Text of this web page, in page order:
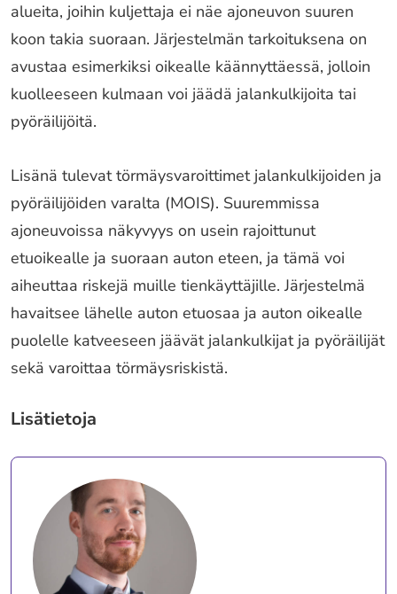
alueita, joihin kuljettaja ei näe ajoneuvon suuren
koon takia suoraan. Järjestelmän tarkoituksena on
avustaa esimerkiksi oikealle käännyttäessä, jolloin
kuolleeseen kulmaan voi jäädä jalankulkijoita tai
pyöräilijöitä.
Lisänä tulevat törmäysvaroittimet jalankulkijoiden ja
pyöräilijöiden varalta (MOIS). Suuremmissa
ajoneuvoissa näkyvyys on usein rajoittunut
etuoikealle ja suoraan auton eteen, ja tämä voi
aiheuttaa riskejä muille tienkäyttäjille. Järjestelmä
havaitsee lähelle auton etuosaa ja auton oikealle
puolelle katveeseen jäävät jalankulkijat ja pyöräilijät
sekä varoittaa törmäysriskistä.
Lisätietoja